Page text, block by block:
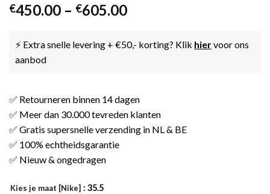
€450.00 – €605.00
⚡ Extra snelle levering + €50,- korting? Klik hiervoor ons
aanbod
✅ Retourneren binnen 14 dagen
✅ Meer dan 30.000 tevreden klanten
✅ Gratis supersnelle verzending in NL & BE
✅ 100% echtheidsgarantie
✅ Nieuw & ongedragen
Kies je maat [Nike] : 35.5